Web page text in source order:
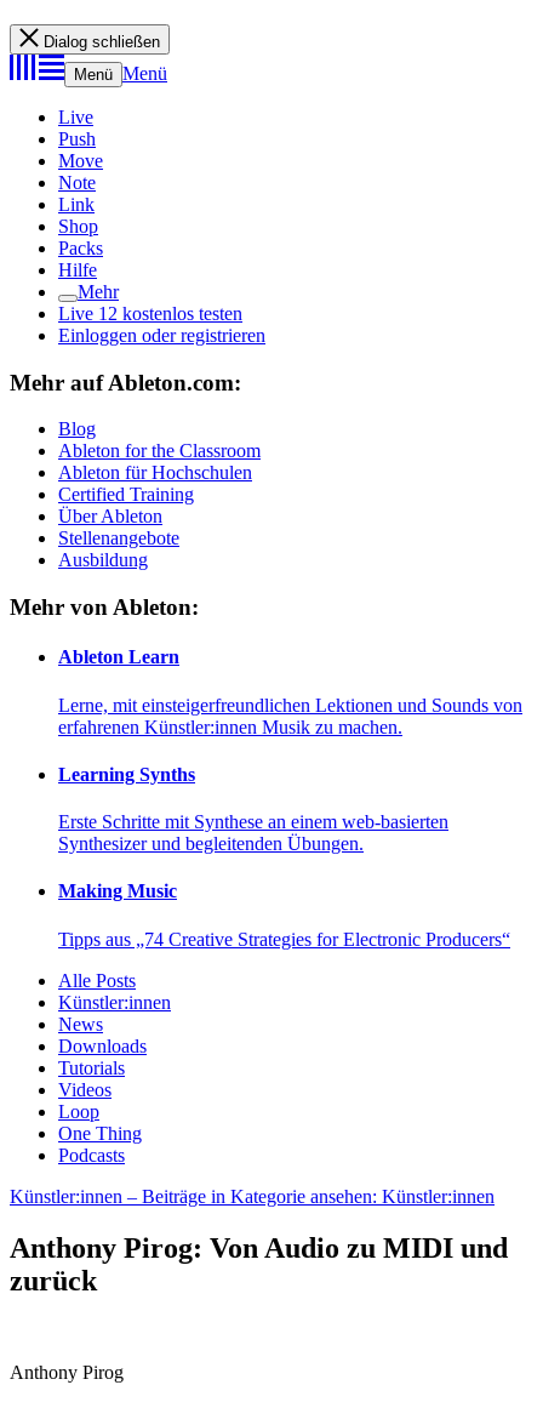
Dialog schließen
Menü Menü
Live
Push
Move
Note
Link
Shop
Packs
Hilfe
Mehr
Live 12 kostenlos testen
Einloggen oder registrieren
Mehr auf Ableton.com:
Blog
Ableton for the Classroom
Ableton für Hochschulen
Certified Training
Über Ableton
Stellenangebote
Ausbildung
Mehr von Ableton:
Ableton Learn
Lerne, mit einsteigerfreundlichen Lektionen und Sounds von
erfahrenen Künstler:innen Musik zu machen.
Learning Synths
Erste Schritte mit Synthese an einem web-basierten
Synthesizer und begleitenden Übungen.
Making Music
Tipps aus „74 Creative Strategies for Electronic Producers“
Alle Posts
Künstler:innen
News
Downloads
Tutorials
Videos
Loop
One Thing
Podcasts
Künstler:innen – Beiträge in Kategorie ansehen: Künstler:innen
Anthony Pirog: Von Audio zu MIDI und
zurück
Anthony Pirog